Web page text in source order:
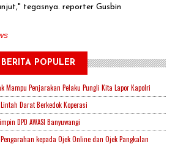
tegasnya. reporter Gusbin
BERITA POPULER
Mampu Penjarakan Pelaku Pungli Kita Lapor Kapolri
Darat Berkedok Koperasi
DPD AWASI Banyuwangi
kepada Ojek Online dan Ojek Pangkalan